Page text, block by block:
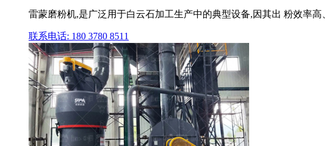
雷蒙磨粉机,是广泛用于白云石加工生产中的典型设备,因其出 粉效率
联系电话: 180 3780 8511